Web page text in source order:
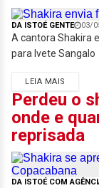
DA ISTOÉ GENTE 03/
A cantora Shakira
para Ivete Sangalo
LEIA MAIS
Perdeu o
onde e
reprisada
DA ISTOÉ COM